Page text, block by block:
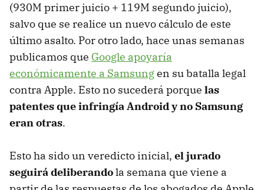
(930M primer juicio + 119M segundo juicio),
salvo que se realice un nuevo cálculo de este
último asalto. Por otro lado, hace unas semanas
publicamos que Google apoyaría
económicamente a Samsungen su batalla legal
contra Apple. Esto no sucederá porque las
patentes que infringía Android y no Samsung
eran otras.
Esto ha sido un veredicto inicial, el jurado
seguirá deliberandola semana que viene a